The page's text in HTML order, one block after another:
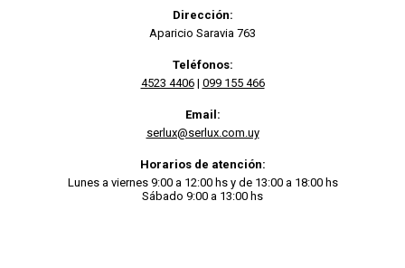
Dirección:
Aparicio Saravia 763
Teléfonos:
4523 4406| 099 155 466
Email:
serlux@serlux.com.uy
Horarios de atención:
Lunes a viernes 9:00 a 12:00 hs y de 13:00 a 18:00 hs
Sábado 9:00 a 13:00 hs